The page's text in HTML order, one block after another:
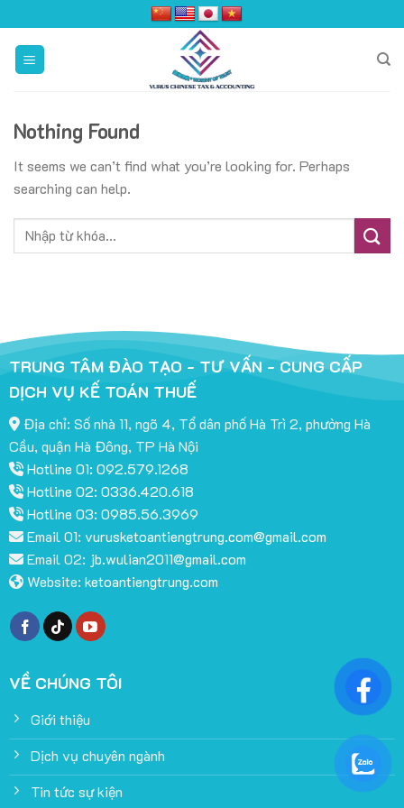
to
content
Nothing Found
It seems we can’t find what you’re looking for. Perhaps
searching can help.
TRUNG TÂM ĐÀO TẠO - TƯ VẤN - CUNG CẤP
DỊCH VỤ KẾ TOÁN THUẾ
Địa chỉ: Số nhà 11, ngõ 4, Tổ dân phố Hà Trì 2, phường Hà
Cầu, quận Hà Đông, TP Hà Nội
Hotline 01: 092.579.1268
Hotline 02: 0336.420.618
Hotline 03: 0985.56.3969
Email 01: vurusketoantiengtrung.com@gmail.com
Email 02: jb.wulian2011@gmail.com
Website: ketoantiengtrung.com
VỀ CHÚNG TÔI
Giới thiệu
Dịch vụ chuyên ngành
Tin tức sự kiện